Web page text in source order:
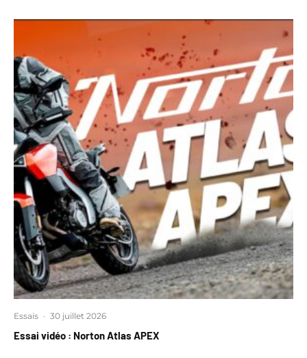
Essais · 30 juillet 2026
Essai vidéo : Norton Atlas APEX